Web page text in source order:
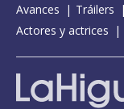
Avances
Tráilers
Actores y actrices